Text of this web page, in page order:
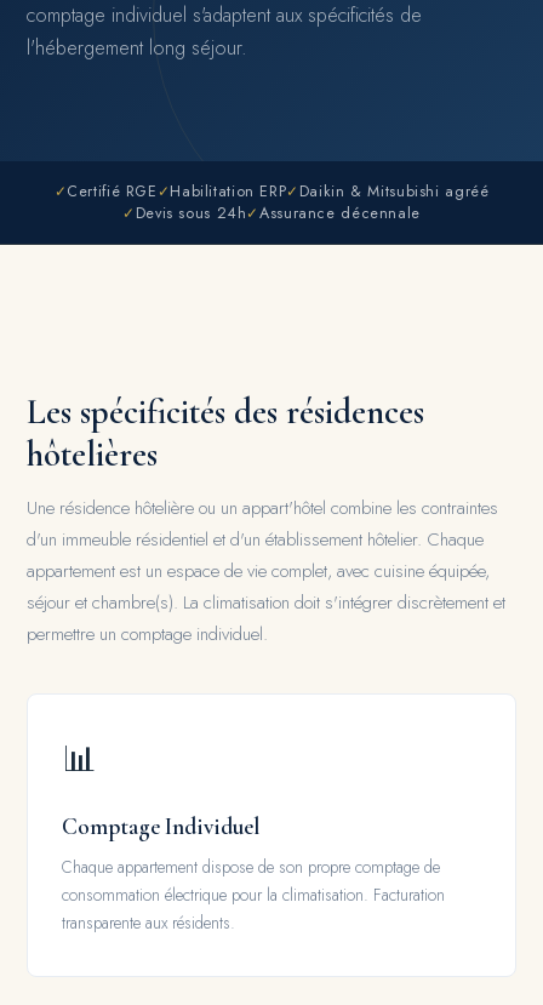
comptage individuel s'adaptent aux spécificités de
l'hébergement long séjour.
✓Certifié RGE ✓Habilitation ERP✓ Daikin & Mitsubishi agréé
✓ Devis sous 24h✓Assurance décennale
Les spécificités des résidences
hôtelières
Une résidence hôtelière ou un appart'hôtel combine les contraintes
d'un immeuble résidentiel et d'un établissement hôtelier. Chaque
appartement est un espace de vie complet, avec cuisine équipée,
séjour et chambre(s). La climatisation doit s'intégrer discrètement et
permettre un comptage individuel.
📊
Comptage Individuel
Chaque appartement dispose de son propre comptage de
consommation électrique pour la climatisation. Facturation
transparente aux résidents.